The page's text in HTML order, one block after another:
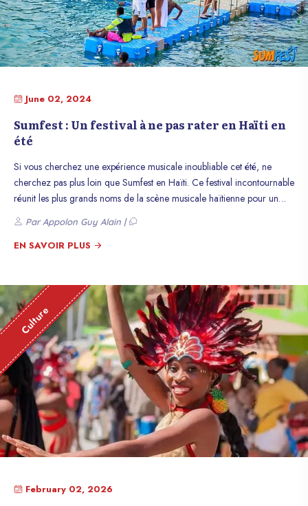
June 02, 2024
Sumfest : Un festival à ne pas rater en Haïti en
été
Si vous cherchez une expérience musicale inoubliable cet été, ne
cherchez pas plus loin que Sumfest en Haïti. Ce festival incontournable
réunit les plus grands noms de la scène musicale haïtienne pour un
week-end de folie, le tout dans un cadre idyllique au bord de la mer.
Voici pourquoi Sumfest est le rendez-vous à ne pas manquer pour
tous les amateurs de musique et de culture haïtienne.
Par Appolon Guy Alain |
EN SAVOIR PLUS
Culture
February 02, 2026